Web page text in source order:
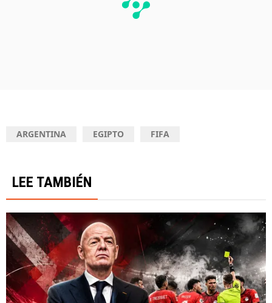
ARGENTINA EGIPTO FIFA
LEE TAMBIÉN